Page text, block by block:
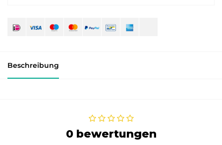
Beschreibung
0 bewertungen